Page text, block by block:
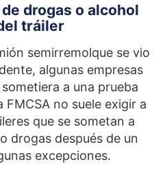
drogas o alcohol
tráiler
semirremolque se vio
algunas empresas
a una prueba
no suele exigir a
que se sometan a
o drogas después de un
excepciones.